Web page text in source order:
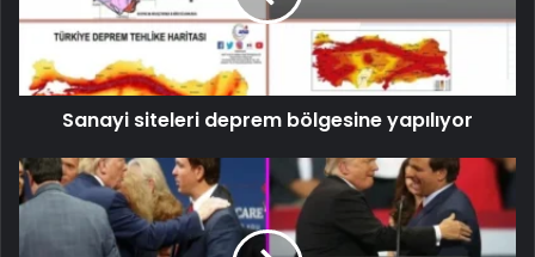
Sanayi siteleri deprem bölgesine yapılıyor